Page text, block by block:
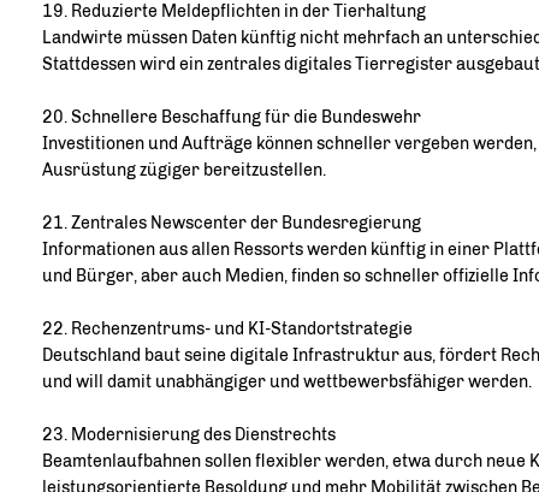
19. Reduzierte Meldepflichten in der Tierhaltung
Landwirte müssen Daten künftig nicht mehrfach an
Stattdessen wird ein zentrales digitales Tierregister
20. Schnellere Beschaffung für die Bundeswehr
Investitionen und Aufträge können schneller vergeben
Ausrüstung zügiger bereitzustellen.
21. Zentrales Newscenter der Bundesregierung
Informationen aus allen Ressorts werden künftig in einer
und Bürger, aber auch Medien, finden so schneller offizielle
22. Rechenzentrums- und KI-Standortstrategie
Deutschland baut seine digitale Infrastruktur aus, fördert
und will damit unabhängiger und wettbewerbsfähiger werden.
23. Modernisierung des Dienstrechts
Beamtenlaufbahnen sollen flexibler werden, etwa durch neue
leistungsorientierte Besoldung und mehr Mobilität zwischen